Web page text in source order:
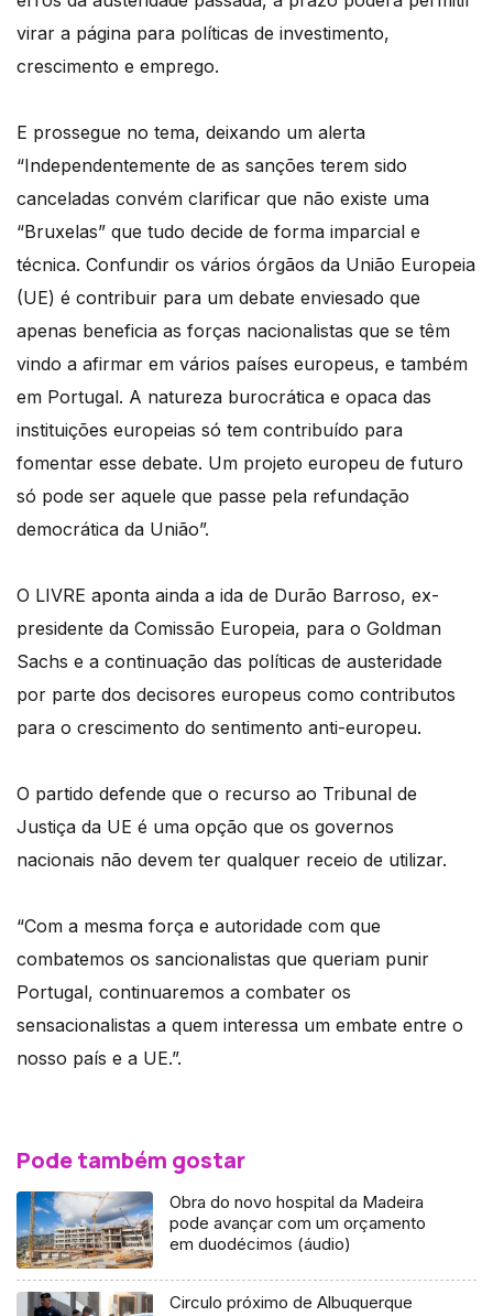
virar a página para políticas de investimento,
crescimento e emprego.
E prossegue no tema, deixando um alerta
“Independentemente de as sanções terem sido
canceladas convém clarificar que não existe uma
“Bruxelas” que tudo decide de forma imparcial e
técnica. Confundir os vários órgãos da União Europeia
(UE) é contribuir para um debate enviesado que
apenas beneficia as forças nacionalistas que se têm
vindo a afirmar em vários países europeus, e também
em Portugal. A natureza burocrática e opaca das
instituições europeias só tem contribuído para
fomentar esse debate. Um projeto europeu de futuro
só pode ser aquele que passe pela refundação
democrática da União”.
O LIVRE aponta ainda a ida de Durão Barroso, ex-
presidente da Comissão Europeia, para o Goldman
Sachs e a continuação das políticas de austeridade
por parte dos decisores europeus como contributos
para o crescimento do sentimento anti-europeu.
O partido defende que o recurso ao Tribunal de
Justiça da UE é uma opção que os governos
nacionais não devem ter qualquer receio de utilizar.
“Com a mesma força e autoridade com que
combatemos os sancionalistas que queriam punir
Portugal, continuaremos a combater os
sensacionalistas a quem interessa um embate entre o
nosso país e a UE.”.
Pode também gostar
Obra do novo hospital da Madeira
pode avançar com um orçamento
em duodécimos (áudio)
Circulo próximo de Albuquerque